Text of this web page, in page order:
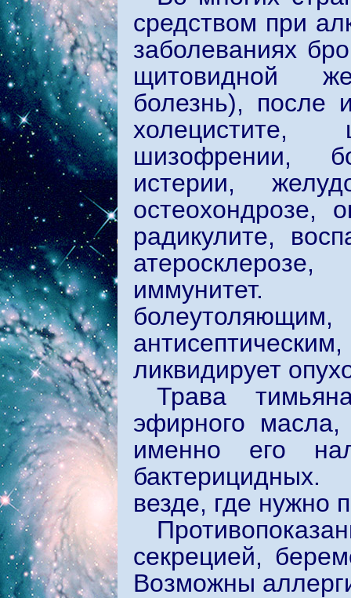
средством при
заболеваниях
щитовидной
болезнь), после
холецистите,
шизофрении,
истерии,
остеохондрозе,
радикулите,
иммунитет.
болеутоляющим,
ликвидирует
Трава
эфирного
именно его
везде, где нужно
секрецией,
Возможны